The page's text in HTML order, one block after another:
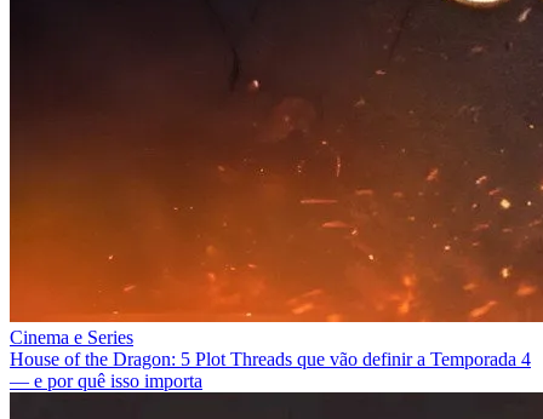
Cinema e Series
House of the Dragon: 5 Plot Threads que vão definir a Temporada 4
— e por quê isso importa